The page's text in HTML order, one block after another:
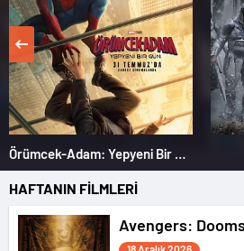
Örümcek-Adam: Yepyeni Bir Gün
HAFTANIN FİLMLERİ
Avengers: